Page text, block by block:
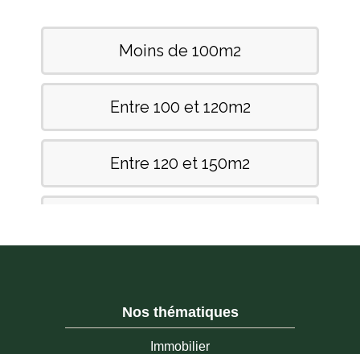
Nos thématiques
Immobilier